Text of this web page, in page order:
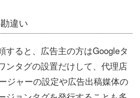
違い
すると、広告主の方はGoogleタ
ンタグの設置だけして、代理店
ジャーの設定や広告出稿媒体の